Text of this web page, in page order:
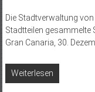
Die Stadtverwaltung
Stadtteilen gesammelte
Gran Canaria, 30.
Weiterlesen